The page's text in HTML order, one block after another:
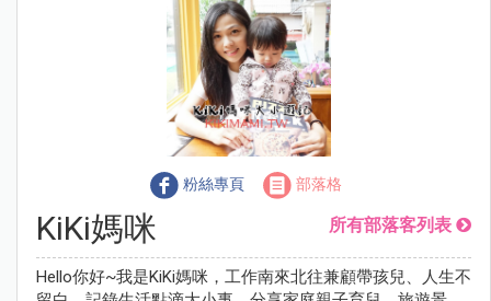
粉絲專頁 部落格
KiKi媽咪 所有部落客列表
Hello你好~我是KiKi媽咪，工作南來北往兼顧帶孩兒、人生不